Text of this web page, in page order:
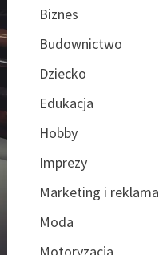
Biznes
Budownictwo
Dziecko
Edukacja
Hobby
Imprezy
Marketing i reklama
Moda